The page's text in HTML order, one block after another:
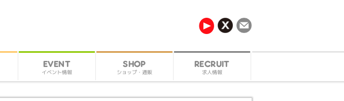
EVENT
イベント情報
SHOP
ショップ・通販
RECRUIT
求人情報